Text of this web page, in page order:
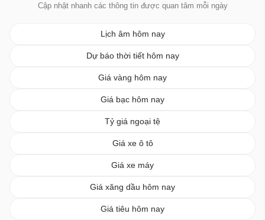
Cập nhật nhanh các thông tin được quan tâm mỗi ngày
Lịch âm hôm nay
Dự báo thời tiết hôm nay
Giá vàng hôm nay
Giá bạc hôm nay
Tỷ giá ngoại tệ
Giá xe ô tô
Giá xe máy
Giá xăng dầu hôm nay
Giá tiêu hôm nay